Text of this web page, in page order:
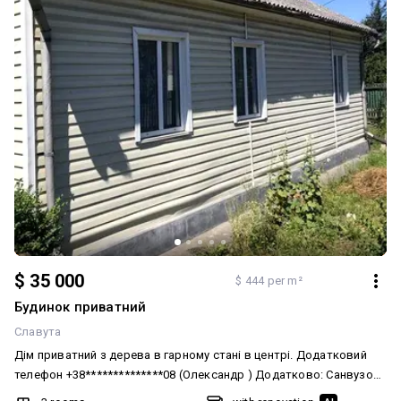
Комфорт: Балкон, лоджія, Панорамні вікна, Госп. приміщення,
комора. Комунікації: Електрика
$ 35 000 $ 444 per m²
Будинок приватний
Славута
Дім приватний з дерева в гарному стані в центрі. Додатковий
телефон +38**************08 (Олександр ) Додатково: Санвузол:
Суміжний. Система опалення: Індивідуальне газове. Ремонт: